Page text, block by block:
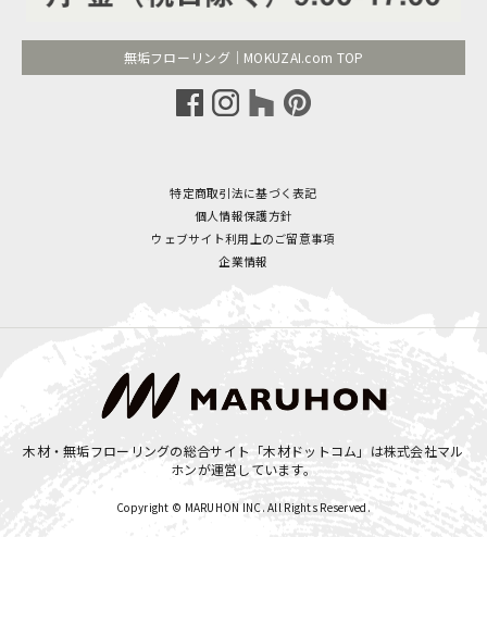
無垢フローリング｜MOKUZAI.com TOP
特定商取引法に基づく表記
個人情報保護方針
ウェブサイト利用上のご留意事項
企業情報
木材・無垢フローリングの総合サイト「木材ドットコム」は株式会社マル
ホンが運営しています。
Copyright © MARUHON INC. All Rights Reserved.